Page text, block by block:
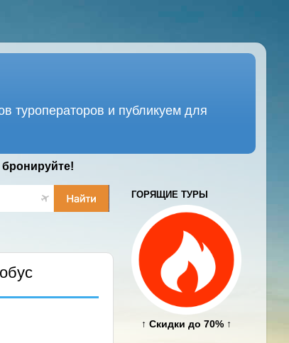
туроператоров и публикуем для
ГОРЯЩИЕ ТУРЫ
↑ Скидки до 70% ↑